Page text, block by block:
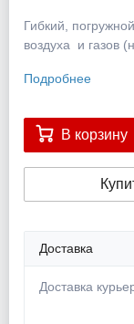
Гибкий,
воздуха и газов
Подробнее
В корзину
Доставка
Доставка